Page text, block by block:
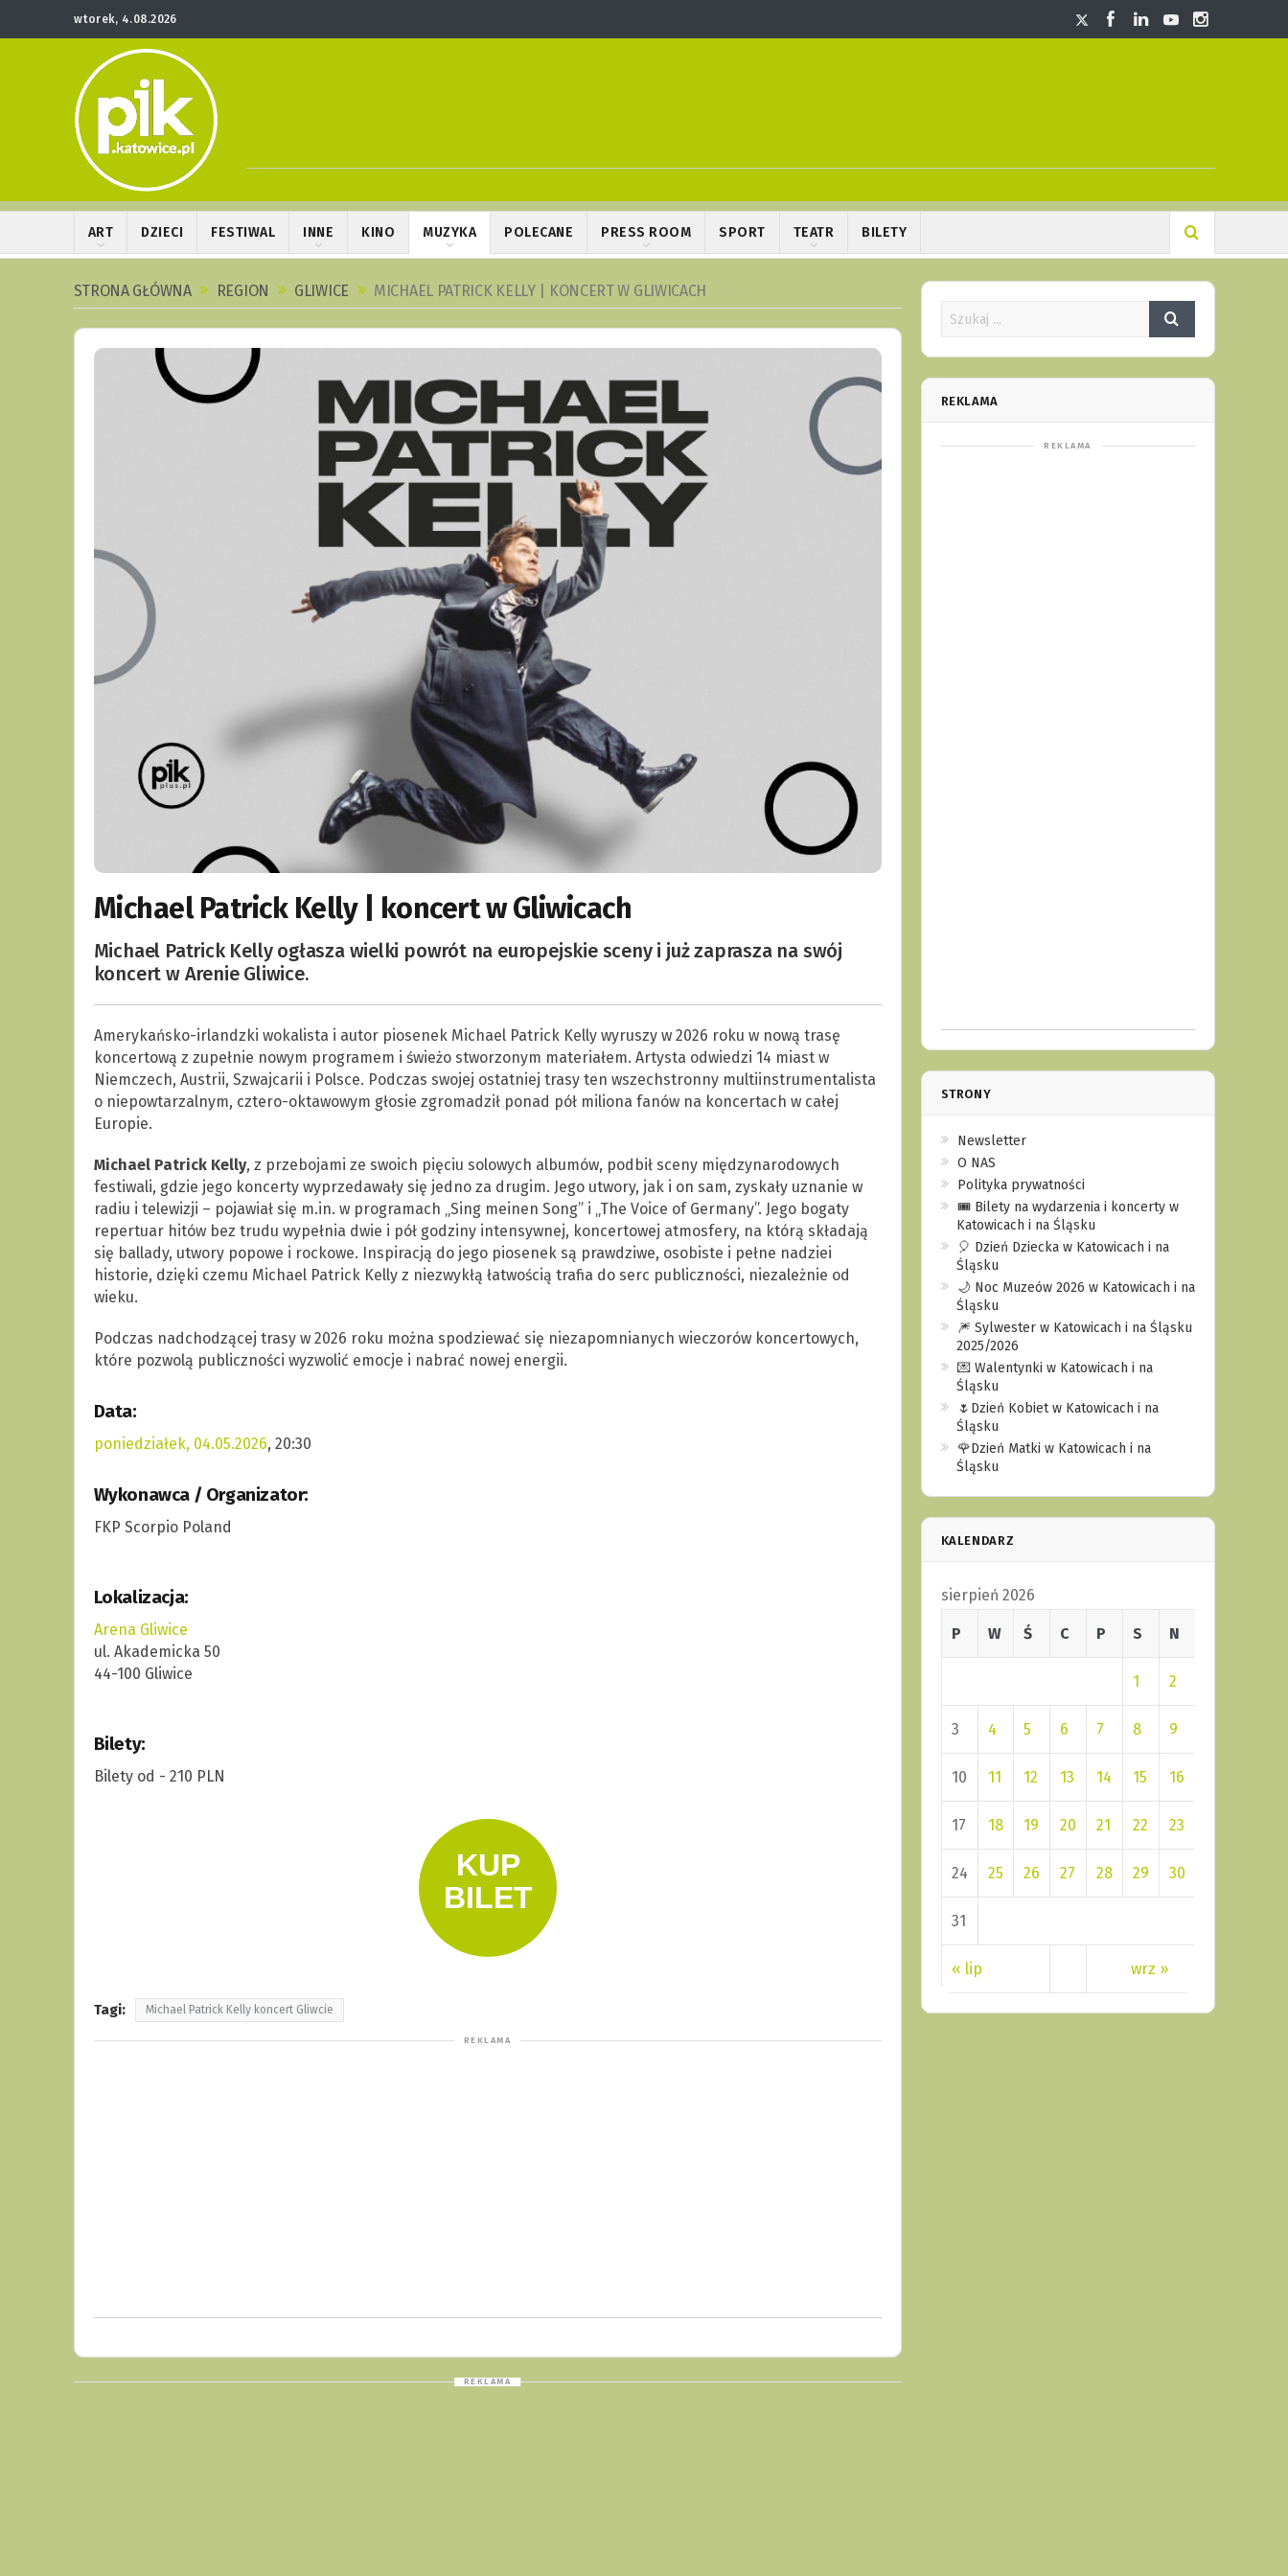
wtorek, 4.08.2026
ART DZIECI FESTIWAL INNE KINO MUZYKA POLECANE PRESS ROOM SPORT TEATR BILETY
STRONA GŁÓWNA REGION GLIWICE MICHAEL PATRICK KELLY | KONCERT W GLIWICACH
Michael Patrick Kelly | koncert w Gliwicach
Michael Patrick Kelly ogłasza wielki powrót na europejskie sceny i już zaprasza na swój
koncert w Arenie Gliwice.
Amerykańsko-irlandzki wokalista i autor piosenek Michael Patrick Kelly wyruszy w 2026 roku w nową trasę
koncertową z zupełnie nowym programem i świeżo stworzonym materiałem. Artysta odwiedzi 14 miast w
Niemczech, Austrii, Szwajcarii i Polsce. Podczas swojej ostatniej trasy ten wszechstronny multiinstrumentalista
o niepowtarzalnym, cztero-oktawowym głosie zgromadził ponad pół miliona fanów na koncertach w całej
Europie.
Michael Patrick Kelly, z przebojami ze swoich pięciu solowych albumów, podbił sceny międzynarodowych
festiwali, gdzie jego koncerty wyprzedawały się jedno za drugim. Jego utwory, jak i on sam, zyskały uznanie w
radiu i telewizji – pojawiał się m.in. w programach „Sing meinen Song” i „The Voice of Germany”. Jego bogaty
repertuar hitów bez trudu wypełnia dwie i pół godziny intensywnej, koncertowej atmosfery, na którą składają
się ballady, utwory popowe i rockowe. Inspiracją do jego piosenek są prawdziwe, osobiste i pełne nadziei
historie, dzięki czemu Michael Patrick Kelly z niezwykłą łatwością trafia do serc publiczności, niezależnie od
wieku.
Podczas nadchodzącej trasy w 2026 roku można spodziewać się niezapomnianych wieczorów koncertowych,
które pozwolą publiczności wyzwolić emocje i nabrać nowej energii.
Data:
poniedziałek, 04.05.2026, 20:30
Wykonawca / Organizator:
FKP Scorpio Poland
Lokalizacja:
Arena Gliwice
ul. Akademicka 50
44-100 Gliwice
Bilety:
Bilety od - 210 PLN
Tagi: Michael Patrick Kelly koncert Gliwcie
REKLAMA
STRONY
Newsletter
O NAS
Polityka prywatności
🎟️ Bilety na wydarzenia i koncerty w
Katowicach i na Śląsku
🎈 Dzień Dziecka w Katowicach i na
Śląsku
🌙 Noc Muzeów 2026 w Katowicach i na
Śląsku
🎆 Sylwester w Katowicach i na Śląsku
2025/2026
💌 Walentynki w Katowicach i na
Śląsku
🌷Dzień Kobiet w Katowicach i na
Śląsku
🌹Dzień Matki w Katowicach i na
Śląsku
KALENDARZ
sierpień 2026
P W Ś C P S N
« lip wrz »
1 2
3 4 5 6 7 8 9
10 11 12 13 14 15 16
17 18 19 20 21 22 23
24 25 26 27 28 29 30
31